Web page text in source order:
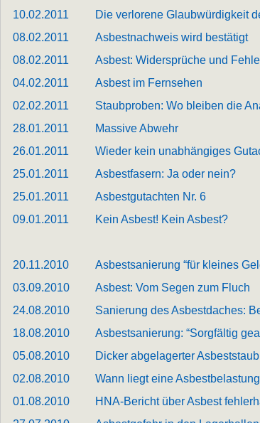
10.02.2011
Die verlorene Glaubwürdigkeit
08.02.2011
Asbestnachweis wird bestätigt
08.02.2011
Asbest: Widersprüche und
04.02.2011
Asbest im Fernsehen
02.02.2011
Staubproben: Wo bleiben die
28.01.2011
Massive Abwehr
26.01.2011
Wieder kein unabhängiges
25.01.2011
Asbestfasern: Ja oder nein?
25.01.2011
Asbestgutachten Nr. 6
09.01.2011
Kein Asbest! Kein Asbest?
20.11.2010
Asbestsanierung “für kleines
03.09.2010
Asbest: Vom Segen zum Fluch
24.08.2010
Sanierung des Asbestdaches:
18.08.2010
Asbestsanierung: “Sorgfältig
05.08.2010
Dicker abgelagerter
02.08.2010
Wann liegt eine
01.08.2010
HNA-Bericht über Asbest